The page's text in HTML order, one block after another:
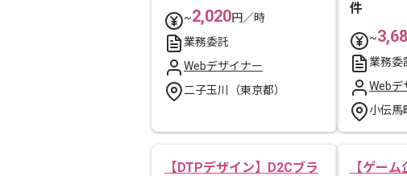
~2,020円／時
業務委託
Webデザイナー
二子玉川（東京都）
件
~
業務委
Webデ
小伝馬
【DTPデザイン】D2Cブラ
【ゲー